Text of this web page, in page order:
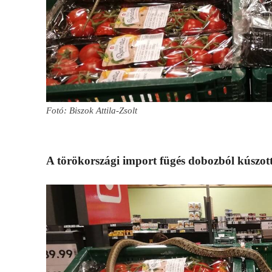
Fotó: Biszok Attila-Zsolt
A törökországi import fügés dobozból